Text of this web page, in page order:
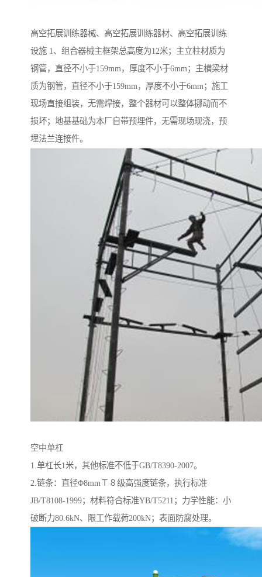
高空拓展训练器械、高空拓展训练器材、高空拓展训练
设施 1、组合器械主框架总高度为12米；主立柱材质为
钢管，直径不小于159mm，厚度不小于6mm；主横梁材
质为钢管，直径不小于159mm，厚度不小于6mm；施工
现场直接组装，无需焊接，整个器材可以整体挪动而不
损坏；地基基础为本厂自带预埋件，无需现场现浇，预
埋法兰连接件。
空中单杠
1.单杠长1米，其他标准不低于GB/T8390-2007。
2.链条：直径Φ8mmＴ８级高强度链条，执行标准
JB/T8108-1999；材料符合标准YB/T5211；力学性能：小
破断力80.6kN、限工作载荷200kN；表面防腐处理。